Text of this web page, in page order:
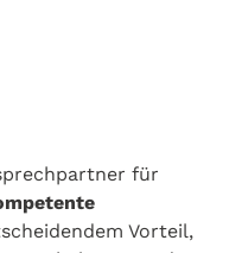
für
Vorteil,